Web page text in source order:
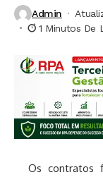
Admin
1 Minutos De
Os contratos